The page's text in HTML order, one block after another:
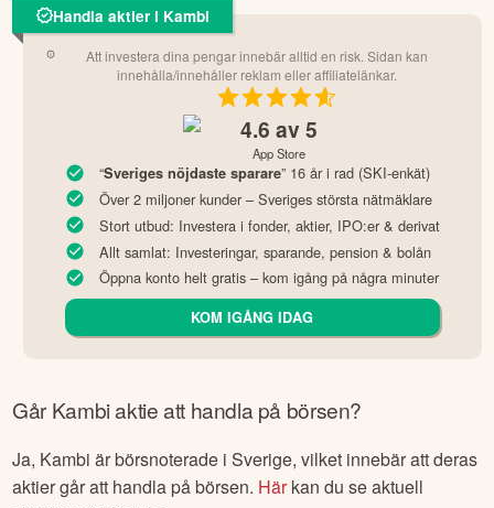
Handla aktier i Kambi
Att investera dina pengar innebär alltid en risk. Sidan kan
innehålla/innehåller reklam eller affiliatelänkar.
4.6 av 5
App Store
“Sveriges nöjdaste sparare” 16 år i rad (SKI-enkät)
Över 2 miljoner kunder – Sveriges största nätmäklare
Stort utbud: Investera i fonder, aktier, IPO:er & derivat
Allt samlat: Investeringar, sparande, pension & bolån
Öppna konto helt gratis – kom igång på några minuter
KOM IGÅNG IDAG
GårKambiaktie att handla på börsen?
Ja, Kambi är börsnoterade i Sverige, vilket innebär att deras
aktier går att handla på börsen. Härkan du se aktuell